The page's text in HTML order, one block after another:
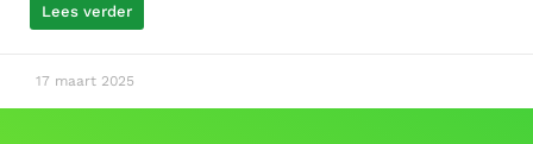
Lees verder
17 maart 2025